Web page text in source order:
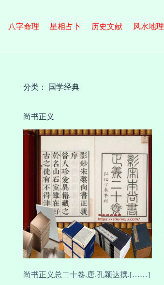
八字命理 星相占卜 历史文献 风水地理
分类： 国学经典
尚书正义
尚书正义总二十卷.唐.孔颖达撰.[……]